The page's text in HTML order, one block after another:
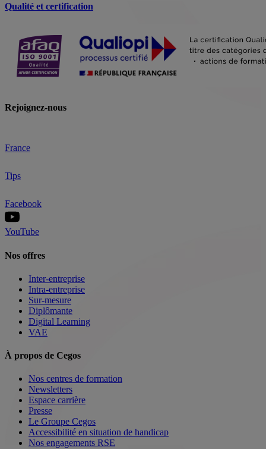
Qualité et certification
Rejoignez-nous
France
Tips
Facebook
YouTube
Nos offres
Inter-entreprise
Intra-entreprise
Sur-mesure
Diplômante
Digital Learning
VAE
À propos de Cegos
Nos centres de formation
Newsletters
Espace carrière
Presse
Le Groupe Cegos
Accessibilité en situation de handicap
Nos engagements RSE